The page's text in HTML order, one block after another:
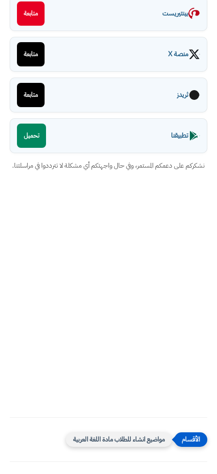
بينتيريست متابعة
منصة X متابعة
ثريدز متابعة
تطبيقنا تحميل
نشكركم على دعمكم المستمر، وفي حال واجهتكم أي مشكلة لا تترددوا في مراسلتنا.
مواضيع انشاء للطلاب مادة اللغة العربية